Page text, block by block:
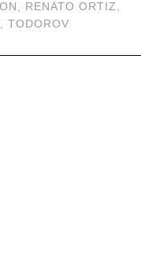
, RENATO ORTIZ ,
,TODOROV